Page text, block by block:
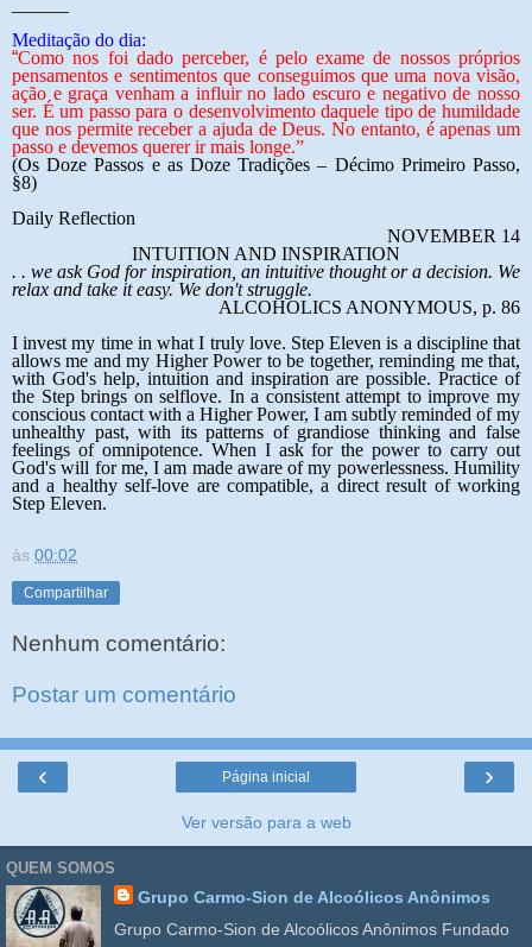
Meditação do dia:
“Como nos foi dado perceber, é pelo exame de nossos próprios
pensamentos e sentimentos que conseguimos que uma nova visão,
ação e graça venham a influir no lado escuro e negativo de nosso
ser. É um passo para o desenvolvimento daquele tipo de humildade
que nos permite receber a ajuda de Deus. No entanto, é apenas um
passo e devemos querer ir mais longe.”
(Os Doze Passos e as Doze Tradições – Décimo Primeiro Passo,
§8)
Daily Reflection
NOVEMBER 14
INTUITION AND INSPIRATION
. . we ask God for inspiration, an intuitive thought or a decision. We
relax and take it easy. We don't struggle.
ALCOHOLICS ANONYMOUS, p. 86
I invest my time in what I truly love. Step Eleven is a discipline that
allows me and my Higher Power to be together, reminding me that,
with God's help, intuition and inspiration are possible. Practice of
the Step brings on selflove. In a consistent attempt to improve my
conscious contact with a Higher Power, I am subtly reminded of my
unhealthy past, with its patterns of grandiose thinking and false
feelings of omnipotence. When I ask for the power to carry out
God's will for me, I am made aware of my powerlessness. Humility
and a healthy self-love are compatible, a direct result of working
Step Eleven.
às 00:02
Compartilhar
Nenhum comentário:
Postar um comentário
‹ ›
Página inicial
Ver versão para a web
QUEM SOMOS
Grupo Carmo-Sion de Alcoólicos Anônimos
Grupo Carmo-Sion de Alcoólicos Anônimos Fundado